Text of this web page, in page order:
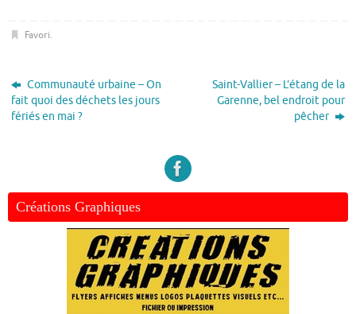
Favori.
Communauté urbaine – On
fait quoi des déchets les jours
fériés en mai ?
Saint-Vallier – L’étang de la
Garenne, bel endroit pour
pêcher
Créations Graphiques